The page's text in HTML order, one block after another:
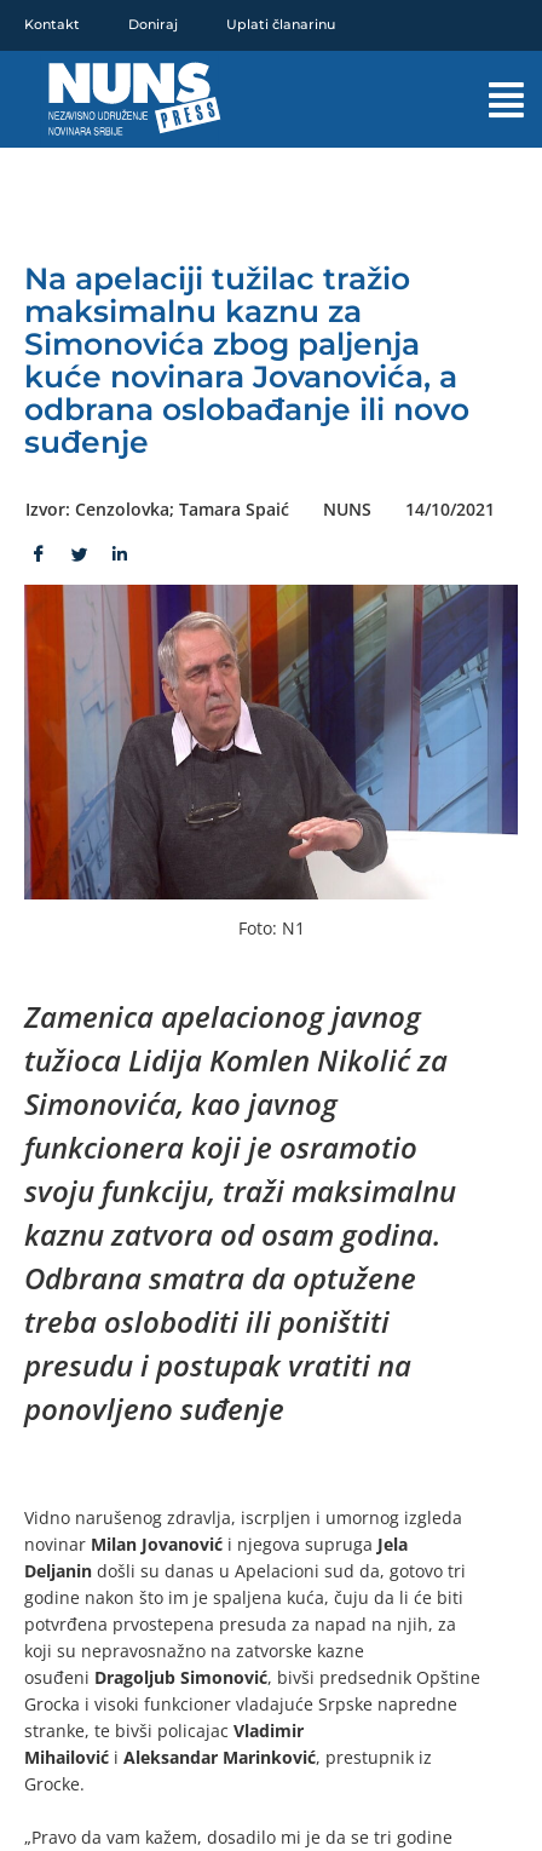
sadržaj
Kontakt Doniraj Uplati članarinu
Na apelaciji tužilac tražio
maksimalnu kaznu za
Simonovića zbog paljenja
kuće novinara Jovanovića, a
odbrana oslobađanje ili novo
suđenje
Izvor: Cenzolovka; Tamara Spaić NUNS 14/10/2021
Foto: N1
Zamenica apelacionog javnog
tužioca Lidija Komlen Nikolić za
Simonovića, kao javnog
funkcionera koji je osramotio
svoju funkciju, traži maksimalnu
kaznu zatvora od osam godina.
Odbrana smatra da optužene
treba osloboditi ili poništiti
presudu i postupak vratiti na
ponovljeno suđenje
Vidno narušenog zdravlja, iscrpljen i umornog izgleda
novinar Milan Jovanović i njegova supruga Jela
Deljanin došli su danas u Apelacioni sud da, gotovo tri
godine nakon što im je spaljena kuća, čuju da li će biti
potvrđena prvostepena presuda za napad na njih, za
koji su nepravosnažno na zatvorske kazne
osuđeni Dragoljub Simonović, bivši predsednik Opštine
Grocka i visoki funkcioner vladajuće Srpske napredne
stranke, te bivši policajac Vladimir
Mihailović i Aleksandar Marinković, prestupnik iz
Grocke.
„Pravo da vam kažem, dosadilo mi je da se tri godine